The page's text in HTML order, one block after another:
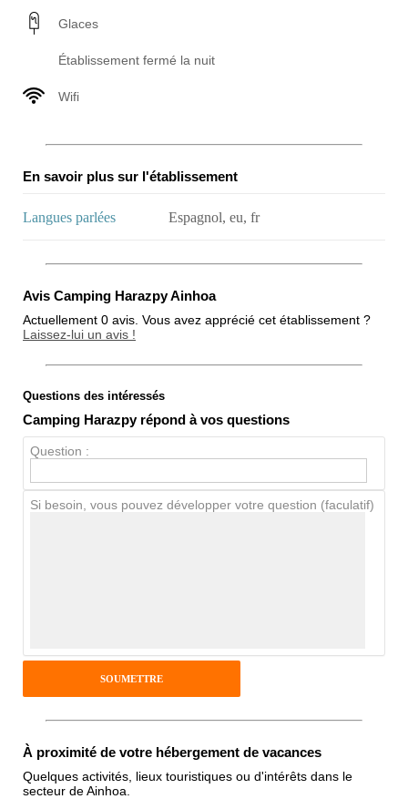
Glaces
Établissement fermé la nuit
Wifi
En savoir plus sur l'établissement
Langues parlées Espagnol, eu, fr
Avis Camping Harazpy Ainhoa
Actuellement 0 avis. Vous avez apprécié cet établissement ?
Laissez-lui un avis !
Note globale
Propreté
Antispam - Combien font 7x4 (en
chiffres) :
Questions des intéressés
Camping Harazpy répond à vos questions
Question :
Si besoin, vous pouvez développer votre question (faculatif)
À proximité de votre hébergement de vacances
Quelques activités, lieux touristiques ou d'intérêts dans le
secteur de Ainhoa.